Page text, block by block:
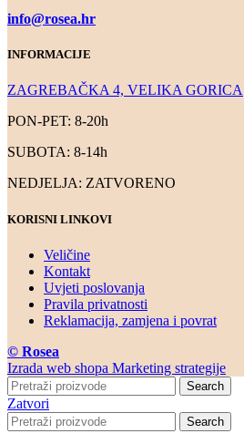
info@rosea.hr
INFORMACIJE
ZAGREBAČKA 4, VELIKA GORICA
PON-PET: 8-20h
SUBOTA: 8-14h
NEDJELJA: ZATVORENO
KORISNI LINKOVI
Veličine
Kontakt
Uvjeti poslovanja
Pravila privatnosti
Reklamacija, zamjena i povrat
© Rosea
Izrada web shopa Marketing strategije
Search
Zatvori
Search